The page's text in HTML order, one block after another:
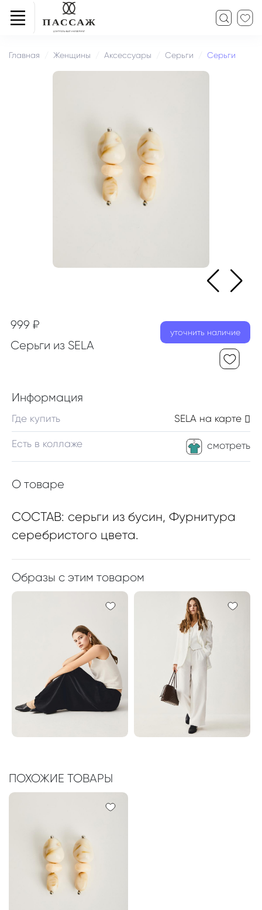
Главная Женщины Аксессуары Серьги Серьги
999 ₽
Серьги из SELA
уточнить наличие
Информация
SELA на карте
Где купить
смотреть
Есть в коллаже
О товаре
СОСТАВ: серьги из бусин, Фурнитура
серебристого цвета.
Образы с этим товаром
ПОХОЖИЕ ТОВАРЫ